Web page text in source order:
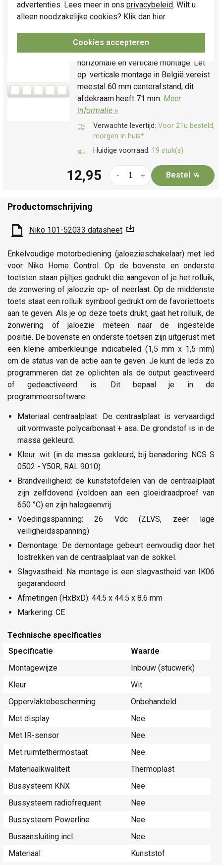
advertenties. Lees meer in ons privacybeleid. Wilt u
alleen noodzakelijke cookies? Klik dan hier.
Cookies accepteren
76005)
afwerkingskleur: white . Afmetingen: 83
x 367 x 8.9 mm. Geschikt voor
horizontale en verticale montage. Let
op: verticale montage in België vereist
meestal 60 mm centerafstand; dit
afdekraam heeft 71 mm. Meer
informatie »
Verwachte levertijd: Voor 21u besteld,
morgen in huis*
Huidige voorraad: 19 stuk(s)
12,95 +
- Bestel
Productomschrijving
Niko 101-52033 datasheet
Enkelvoudige motorbediening (jaloezieschakelaar) met led
voor Niko Home Control. Op de bovenste en onderste
toetsten staan pijltjes gedrukt die aangeven of je het rolluik,
de zonwering of jaloezie op- of neerlaat. Op de middenste
toets staat een rolluik symbool gedrukt om de favoriettoets
aan te geven. Als je op deze toets drukt, gaat het rolluik, de
zonwering of jaloezie meteen naar de ingestelde
positie. De bovenste en onderste toetsen zijn uitgerust met
een kleine amberkleurige indicatieled (1,5 mm x 1,5 mm)
om de status van de actie aan te geven. Je kunt de leds zo
programmeren dat ze oplichten als de output geactiveerd
of gedeactiveerd is. Dit bepaal je in de
programmeersoftware.
Materiaal centraalplaat: De centraalplaat is vervaardigd
uit vormvaste polycarbonaat + asa. De grondstof is in de
massa gekleurd.
Kleur: wit (in de massa gekleurd, bij benadering NCS S
0502 - Y50R, RAL 9010)
Brandveiligheid: de kunststofdelen van de centraalplaat
zijn zelfdovend (voldoen aan een gloeidraadproef van
650 °C) en zijn halogeenvrij
Voedingsspanning: 26 Vdc (ZLVS, zeer lage
veiligheidsspanning)
Demontage: De demontage gebeurt eenvoudig door het
lostrekken van de centraalplaat van de sokkel.
Slagvastheid: Na montage is een slagvastheid van IK06
gegarandeerd.
Afmetingen (HxBxD): 44.5 x 44.5 x 8.6 mm
Markering: CE
Technische specificaties
Specificatie
Waarde
Montagewijze
Inbouw (stucwerk)
Kleur
Wit
Oppervlaktebescherming
Onbehandeld
Met display
Nee
Met IR-sensor
Nee
Met ruimtethermostaat
Nee
Materiaalkwaliteit
Thermoplast
Bussysteem KNX
Nee
Bussysteem radiofrequent
Nee
Bussysteem Powerline
Nee
Busaansluiting incl.
Nee
Materiaal
Kunststof